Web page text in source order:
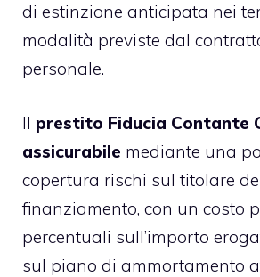
di estinzione anticipata nei
modalità previste dal
personale.
Il prestito Fiducia Contante
assicurabile mediante una
copertura rischi sul titolare
finanziamento, con un costo
percentuali sull’importo
sul piano di ammortamento